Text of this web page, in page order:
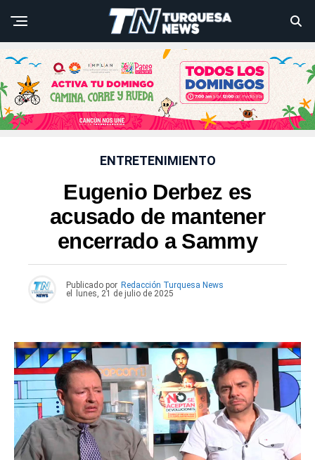
ENTRETENIMIENTO
Eugenio Derbez es
acusado de mantener
encerrado a Sammy
Publicado por Redacción Turquesa News
el
lunes, 21 de julio de 2025